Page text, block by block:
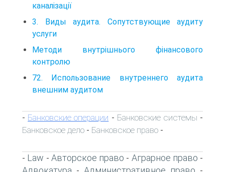
каналізації
3. Виды аудита. Сопутствующие аудиту
услуги
Методи внутрішнього фінансового
контролю
72. Использование внутреннего аудита
внешним аудитом
- Банковские операции - Банковские системы -
Банковское дело - Банковское право -
- Law - Авторское право - Аграрное право -